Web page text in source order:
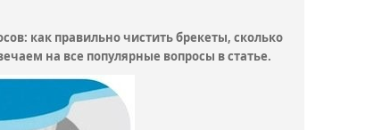
как правильно чистить брекеты, сколько
на все популярные вопросы в статье.